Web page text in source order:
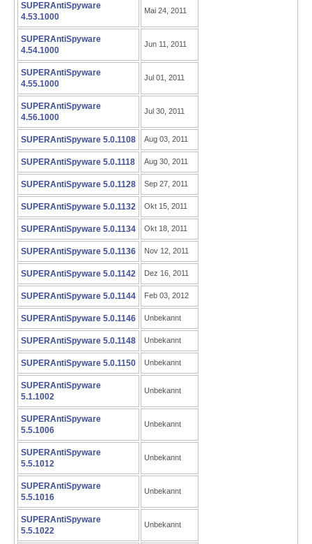
SUPERAntiSpyware
4.53.1000
Mai 24, 2011
SUPERAntiSpyware
4.54.1000
Jun 11, 2011
SUPERAntiSpyware
4.55.1000
Jul 01, 2011
SUPERAntiSpyware
4.56.1000
Jul 30, 2011
SUPERAntiSpyware 5.0.1108 Aug 03, 2011
SUPERAntiSpyware 5.0.1118 Aug 30, 2011
SUPERAntiSpyware 5.0.1128 Sep 27, 2011
SUPERAntiSpyware 5.0.1132 Okt 15, 2011
SUPERAntiSpyware 5.0.1134 Okt 18, 2011
SUPERAntiSpyware 5.0.1136 Nov 12, 2011
SUPERAntiSpyware 5.0.1142 Dez 16, 2011
SUPERAntiSpyware 5.0.1144 Feb 03, 2012
SUPERAntiSpyware 5.0.1146 Unbekannt
SUPERAntiSpyware 5.0.1148 Unbekannt
SUPERAntiSpyware 5.0.1150 Unbekannt
SUPERAntiSpyware
5.1.1002
Unbekannt
SUPERAntiSpyware
5.5.1006
Unbekannt
SUPERAntiSpyware
5.5.1012
Unbekannt
SUPERAntiSpyware
5.5.1016
Unbekannt
SUPERAntiSpyware
5.5.1022
Unbekannt